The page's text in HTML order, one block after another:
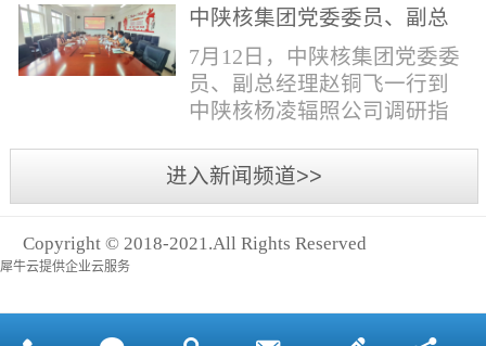
子工程社招5何晔女1979年10
月本科西安财经学院工商管
理社招6张柳怡女1998...
如下：一、招聘岗位及人数
见附件1二、招聘范围（1）
社会招聘：面向社会招聘。
（2）应届生招聘：国家计划
内统一招收的全日制院校应
届毕业生，重点院校应届毕
业生优先；回国一年内取得
国家教育部出具的学历（学
三、招聘流程（一）个人报
中陕核集团党委委员、副总
经理赵铜飞一行到中陕核杨
凌辐照公司调研指导工作
7月12日，中陕核集团党委委
员、副总经理赵铜飞一行到
中陕核杨凌辐照公司调研指
息部部长赵磊，中陕核核盛
公司执行董事张鹏，核盛公
执行董事李奎等陪同调研。
进入新闻频道>>
Copyright © 2018-2021.All Rights Reserved
犀牛云提供企业云服务